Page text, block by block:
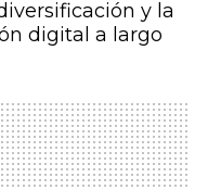
y la
digital a largo